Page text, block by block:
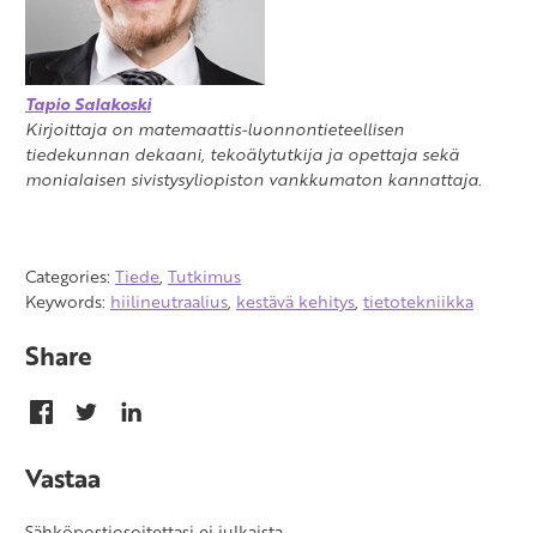
Tapio Salakoski
Kirjoittaja on matemaattis-luonnontieteellisen
tiedekunnan dekaani, tekoälytutkija ja opettaja sekä
monialaisen sivistysyliopiston vankkumaton kannattaja.
Categories: Tiede, Tutkimus
Keywords: hiilineutraalius, kestävä kehitys, tietotekniikka
Share
Vastaa